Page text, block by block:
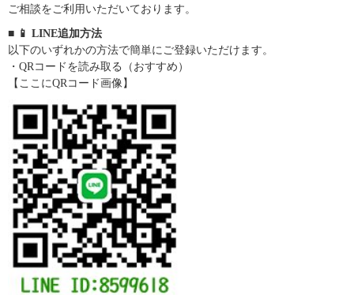
ご相談をご利用いただいております。
■ 📱 LINE追加方法
以下のいずれかの方法で簡単にご登録いただけます。
・QRコードを読み取る（おすすめ）
【ここにQRコード画像】